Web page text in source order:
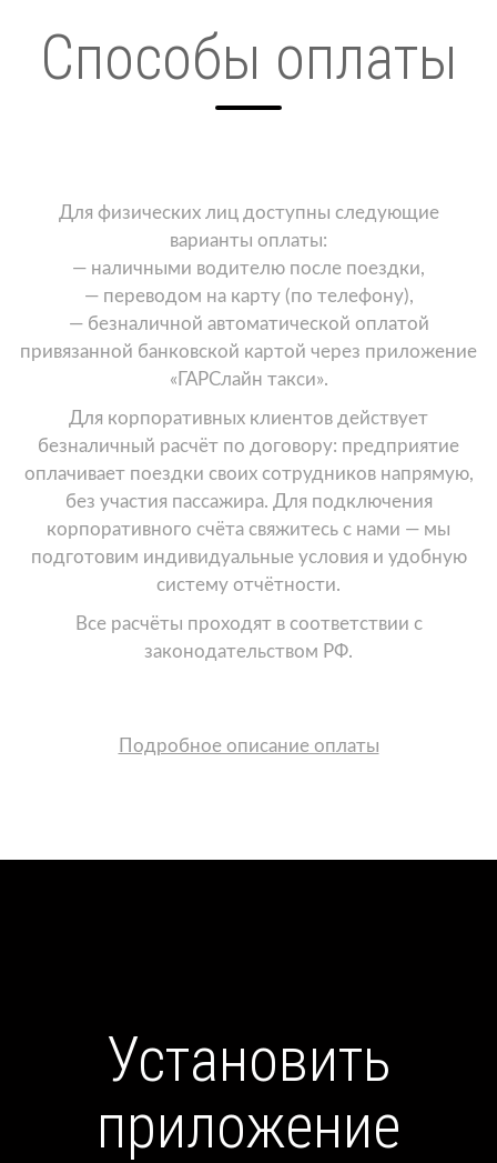
Способы оплаты
Для физических лиц доступны следующие
варианты оплаты:
— наличными водителю после поездки,
— переводом на карту (по телефону),
— безналичной автоматической оплатой
привязанной банковской картой через приложение
«ГАРСлайн такси».
Для корпоративных клиентов действует
безналичный расчёт по договору: предприятие
оплачивает поездки своих сотрудников напрямую,
без участия пассажира. Для подключения
корпоративного счёта свяжитесь с нами — мы
подготовим индивидуальные условия и удобную
систему отчётности.
Все расчёты проходят в соответствии с
законодательством РФ.
Подробное описание оплаты
Установить
приложение